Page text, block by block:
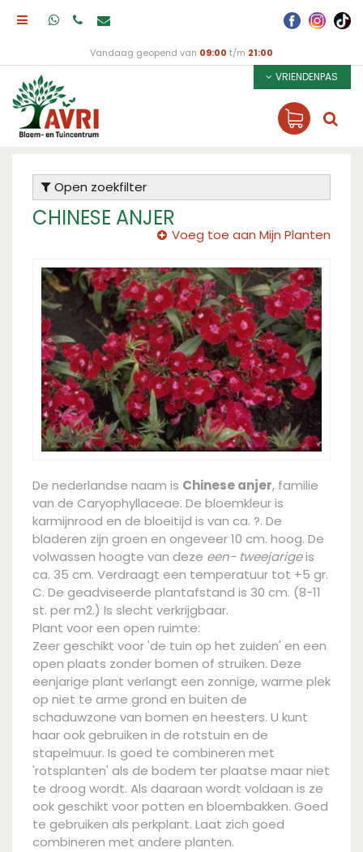
Vandaag geopend van 09:00 t/m 21:00
VRIENDENPAS
Open zoekfilter
CHINESE ANJER
Voeg toe aan Mijn Planten
De nederlandse naam is Chinese anjer, familie
van de Caryophyllaceae. De bloemkleur is
karmijnrood en de bloeitijd is van ca. ?. De
bladeren zijn groen en ongeveer 10 cm. hoog. De
volwassen hoogte van deze een- tweejarigeis
ca. 35 cm. Verdraagt een temperatuur tot +5 gr.
C. De geadviseerde plantafstand is 30 cm. (8-11
st. per m2.) Is slecht verkrijgbaar.
Plant voor een open ruimte:
Zeer geschikt voor 'de tuin op het zuiden' en een
open plaats zonder bomen of struiken. Deze
eenjarige plant verlangt een zonnige, warme plek
op niet te arme grond en buiten de
schaduwzone van bomen en heesters. U kunt
haar ook gebruiken in de rotstuin en de
stapelmuur. Is goed te combineren met
'rotsplanten' als de bodem ter plaatse maar niet
te droog wordt. Als daaraan wordt voldaan is ze
ook geschikt voor potten en bloembakken. Goed
te gebruiken als perkplant. Laat zich goed
combineren met andere planten.